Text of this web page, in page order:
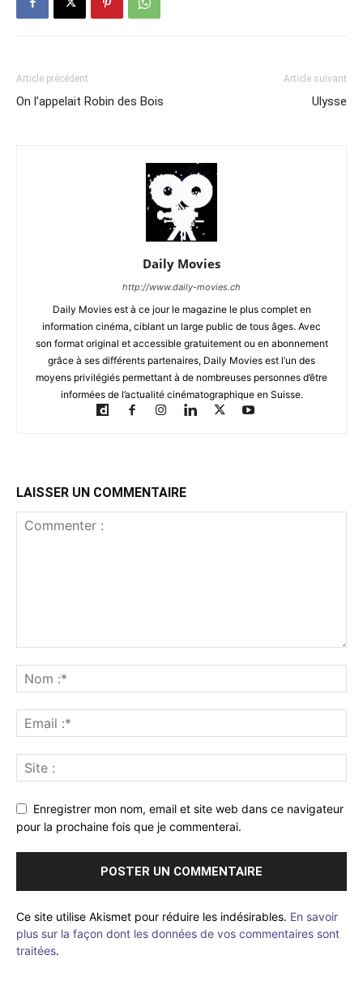
Article précédent
On l’appelait Robin des Bois
Article suivant
Ulysse
Daily Movies
http://www.daily-movies.ch
Daily Movies est à ce jour le magazine le plus complet en
information cinéma, ciblant un large public de tous âges. Avec
son format original et accessible gratuitement ou en abonnement
grâce à ses différents partenaires, Daily Movies est l’un des
moyens privilégiés permettant à de nombreuses personnes d’être
informées de l’actualité cinématographique en Suisse.
LAISSER UN COMMENTAIRE
Enregistrer mon nom, email et site web dans ce navigateur
pour la prochaine fois que je commenterai.
Ce site utilise Akismet pour réduire les indésirables. En savoir
plus sur la façon dont les données de vos commentaires sont
traitées.